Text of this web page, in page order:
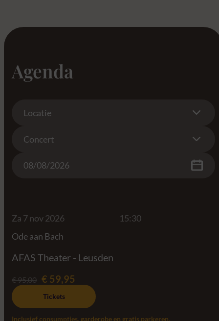
Agenda
Locatie
Concert
Za 7 nov 2026
15:30
Ode aan Bach
AFAS Theater - Leusden
€ 95,00 € 59,95
Tickets
Inclusief consumpties, garderobe en gratis parkeren.